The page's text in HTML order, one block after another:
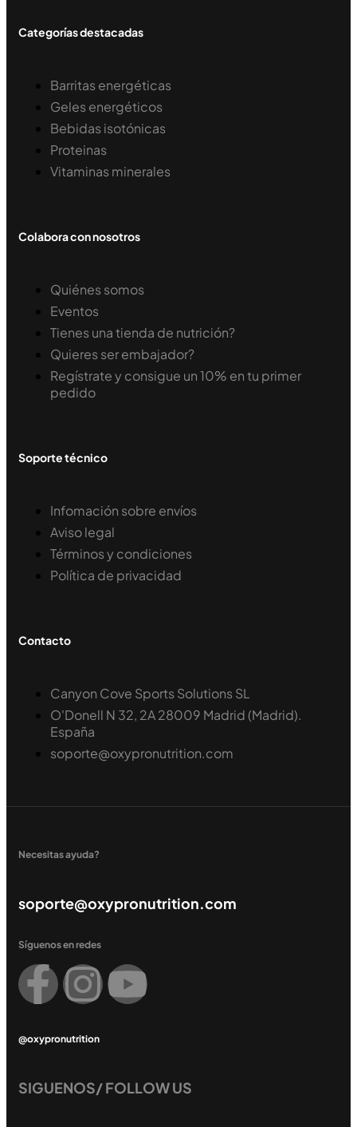
Categorías destacadas
Barritas energéticas
Geles energéticos
Bebidas isotónicas
Proteinas
Vitaminas minerales
Colabora con nosotros
Quiénes somos
Eventos
Tienes una tienda de nutrición?
Quieres ser embajador?
Regístrate y consigue un 10% en tu primer
pedido
Soporte técnico
Infomación sobre envíos
Aviso legal
Términos y condiciones
Política de privacidad
Contacto
Canyon Cove Sports Solutions SL
O'Donell N 32, 2A 28009 Madrid (Madrid).
España
soporte@oxypronutrition.com
Necesitas ayuda?
soporte@oxypronutrition.com
Síguenos en redes
@oxypronutrition
SIGUENOS/ FOLLOW US